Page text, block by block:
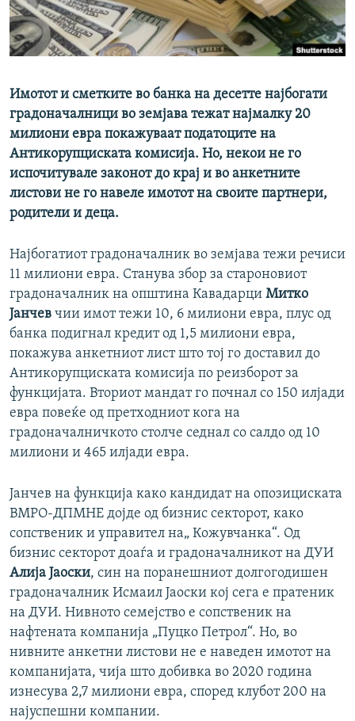
РСЕ веб страници
Имотот и сметките во банка на десетте најбогати
градоначалници во земјава тежат најмалку 20
милиони евра покажуваат податоците на
Антикорупциската комисија. Но, некои не го
испочитувале законот до крај и во анкетните
листови не го навеле имотот на своите партнери,
родители и деца.
Најбогатиот градоначалник во земјава тежи речиси
11 милиони евра. Станува збор за староновиот
градоначалник на општина Кавадарци Митко
Јанчев чии имот тежи 10, 6 милиони евра, плус од
банка подигнал кредит од 1,5 милиони евра,
покажува анкетниот лист што тој го доставил до
Антикорупциската комисија по реизборот за
функцијата. Вториот мандат го почнал со 150 илјади
евра повеќе од претходниот кога на
градоначалничкото столче седнал со салдо од 10
милиони и 465 илјади евра.
Јанчев на функција како кандидат на опозициската
ВМРО-ДПМНЕ дојде од бизнис секторот, како
сопственик и управител на„ Кожувчанка“. Од
бизнис секторот доаѓа и градоначалникот на ДУИ
Алија Јаоски, син на поранешниот долгогодишен
градоначалник Исмаил Јаоски кој сега е пратеник
на ДУИ. Нивното семејство е сопственик на
нафтената компанија „Пуцко Петрол“. Но, во
нивните анкетни листови не е наведен имотот на
компанијата, чија што добивка во 2020 година
изнесува 2,7 милиони евра, според клубот 200 на
најуспешни компании.